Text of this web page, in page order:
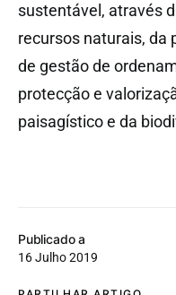
Publicado a
16 Julho 2019
sustentável, através
recursos naturais, da
de gestão de
protecção e
paisagístico e da